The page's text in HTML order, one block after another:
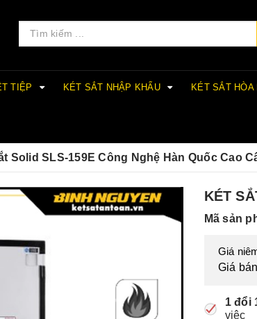
TIỆP KÉT SẮT NHẬP KHẨU KÉT SẮT HÒA
Solid SLS-159E Công Nghệ Hàn Quốc Cao
KÉT
Mã sản
Giá
Giá
1 đổi
việc